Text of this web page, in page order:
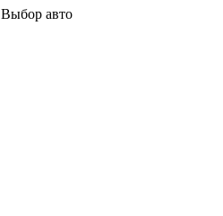
Выбор авто